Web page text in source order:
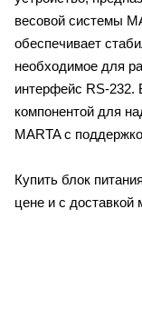
весовой системы
обеспечивает
необходимое для
интерфейс RS-232.
компонентой для
MARTA с
Купить блок
цене и с доставкой